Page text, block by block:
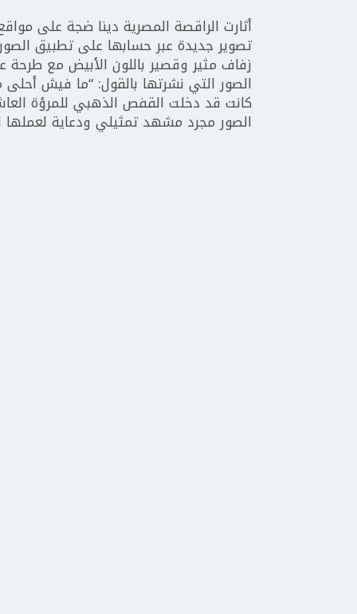
أثارت الراقصة المصرية دينا ضجة على
تصوير جديدة عبر حسابها على تطبيق
زفاف مثير وقصير باللون الأبيض مع
الصور التي نشرتها بالقول: “ما فيش أحلى
الصور مجرد مشهد تمثيلي ودعاية لعملها